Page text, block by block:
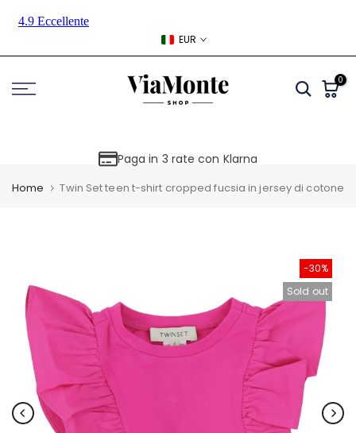
Skip
EUR
0
Paga in 3 rate con Klarna
Home Twin Set teen t-shirt cropped fucsia in jersey di cotone
-30%
Sold out